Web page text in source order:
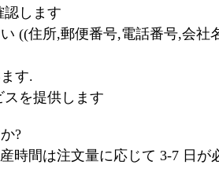
認します
((住所,郵便番号,電話番号,会
す.
を提供します
?
時間は注文量に応じて 3-7 日が